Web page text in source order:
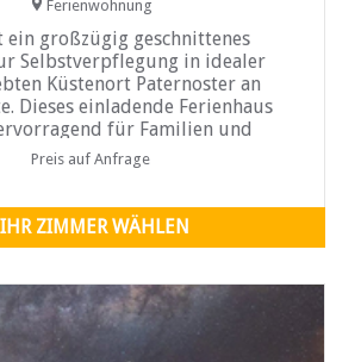
Ferienwohnung
ein großzügig geschnittenes
Selbstverpflegung in idealer
Küstenort Paternoster an
Dieses einladende Ferienhaus
für Familien und
die einen komfortablen
für ihren Urlaub
Preis auf Anfrage
IHR ZIMMER WÄHLEN